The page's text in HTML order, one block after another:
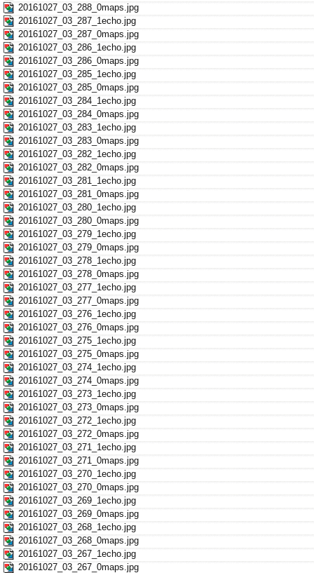
20161027_03_288_0maps.jpg
20161027_03_287_1echo.jpg
20161027_03_287_0maps.jpg
20161027_03_286_1echo.jpg
20161027_03_286_0maps.jpg
20161027_03_285_1echo.jpg
20161027_03_285_0maps.jpg
20161027_03_284_1echo.jpg
20161027_03_284_0maps.jpg
20161027_03_283_1echo.jpg
20161027_03_283_0maps.jpg
20161027_03_282_1echo.jpg
20161027_03_282_0maps.jpg
20161027_03_281_1echo.jpg
20161027_03_281_0maps.jpg
20161027_03_280_1echo.jpg
20161027_03_280_0maps.jpg
20161027_03_279_1echo.jpg
20161027_03_279_0maps.jpg
20161027_03_278_1echo.jpg
20161027_03_278_0maps.jpg
20161027_03_277_1echo.jpg
20161027_03_277_0maps.jpg
20161027_03_276_1echo.jpg
20161027_03_276_0maps.jpg
20161027_03_275_1echo.jpg
20161027_03_275_0maps.jpg
20161027_03_274_1echo.jpg
20161027_03_274_0maps.jpg
20161027_03_273_1echo.jpg
20161027_03_273_0maps.jpg
20161027_03_272_1echo.jpg
20161027_03_272_0maps.jpg
20161027_03_271_1echo.jpg
20161027_03_271_0maps.jpg
20161027_03_270_1echo.jpg
20161027_03_270_0maps.jpg
20161027_03_269_1echo.jpg
20161027_03_269_0maps.jpg
20161027_03_268_1echo.jpg
20161027_03_268_0maps.jpg
20161027_03_267_1echo.jpg
20161027_03_267_0maps.jpg